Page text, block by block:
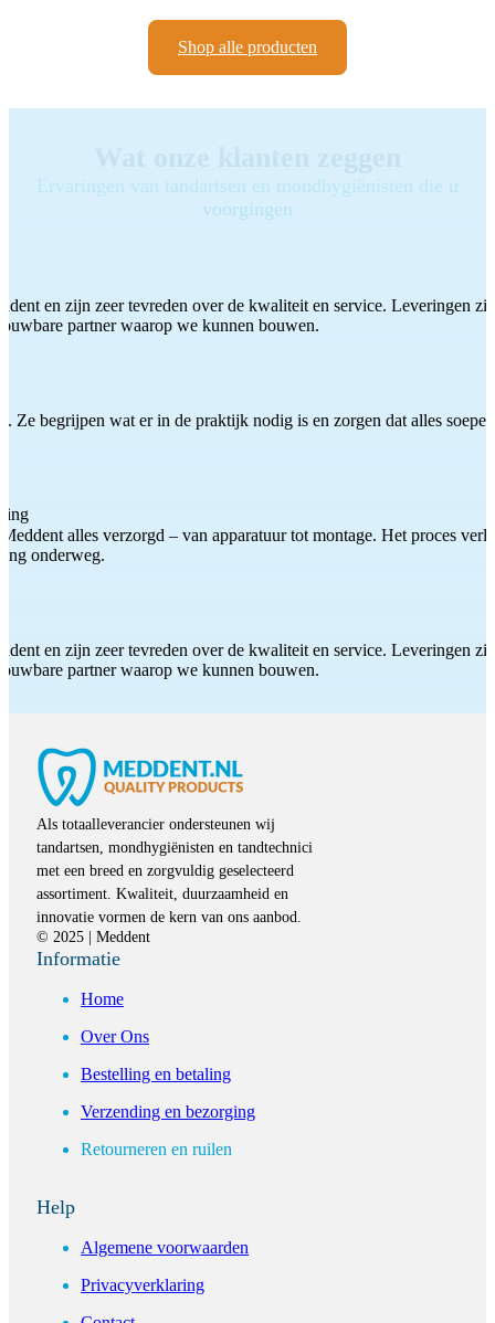
Shop alle producten
Ervaringen van tandartsen en mondhygiënisten die u
voorgingen
en zijn zeer tevreden over de kwaliteit en service. Leveringen
partner waarop we kunnen bouwen.
Ze begrijpen wat er in de praktijk nodig is en zorgen dat alles
alles verzorgd – van apparatuur tot montage. Het proces
onderweg.
en zijn zeer tevreden over de kwaliteit en service. Leveringen
partner waarop we kunnen bouwen.
Als totaalleverancier ondersteunen wij
tandartsen, mondhygiënisten en tandtechnici
met een breed en zorgvuldig geselecteerd
assortiment. Kwaliteit, duurzaamheid en
innovatie vormen de kern van ons aanbod.
© 2025 | Meddent
Informatie
Home
Over Ons
Bestelling en betaling
Verzending en bezorging
Retourneren en ruilen
Help
Algemene voorwaarden
Privacyverklaring